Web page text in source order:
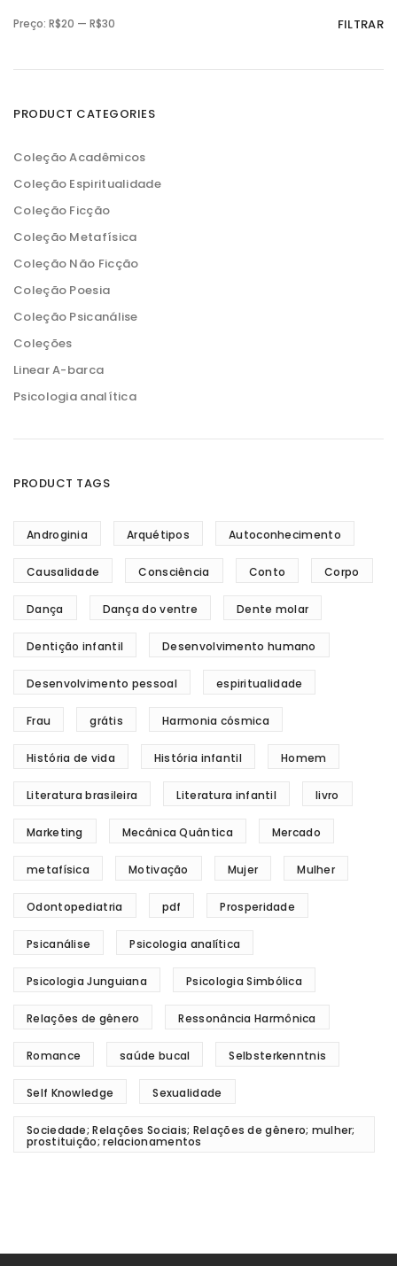
P
r
o
n
i
P
r
o
x
i
FILTRAR
Preço: R$20 — R$30
PRODUCT CATEGORIES
Coleção Acadêmicos
Coleção Espiritualidade
Coleção Ficção
Coleção Metafísica
Coleção Não Ficção
Coleção Poesia
Coleção Psicanálise
Coleções
Linear A-barca
Psicologia analítica
PRODUCT TAGS
Androginia Arquétipos Autoconhecimento
Causalidade Consciência Conto Corpo
Dança Dança do ventre Dente molar
Dentição infantil Desenvolvimento humano
Desenvolvimento pessoal espiritualidade
Frau grátis Harmonia cósmica
História de vida História infantil Homem
Literatura brasileira Literatura infantil livro
Marketing Mecânica Quântica Mercado
metafísica Motivação Mujer Mulher
Odontopediatria pdf Prosperidade
Psicanálise Psicologia analítica
Psicologia Junguiana Psicologia Simbólica
Relações de gênero Ressonância Harmônica
Romance saúde bucal Selbsterkenntnis
Self Knowledge Sexualidade
Sociedade; Relações Sociais; Relações de gênero; mulher;
prostituição; relacionamentos